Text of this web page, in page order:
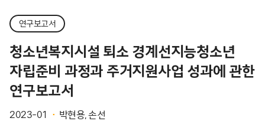
연구보고서
청소년복지시설 퇴소 경계선지능청소년
자립준비 과정과 주거지원사업 성과에 관한
연구보고서
2023-01 박현용, 손선